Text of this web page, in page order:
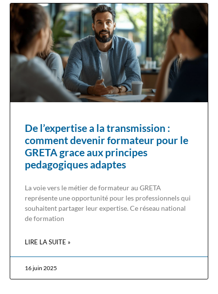
De l’expertise a la transmission :
comment devenir formateur pour le
GRETA grace aux principes
pedagogiques adaptes
La voie vers le métier de formateur au GRETA
représente une opportunité pour les professionnels qui
souhaitent partager leur expertise. Ce réseau national
de formation
LIRE LA SUITE »
16 juin 2025